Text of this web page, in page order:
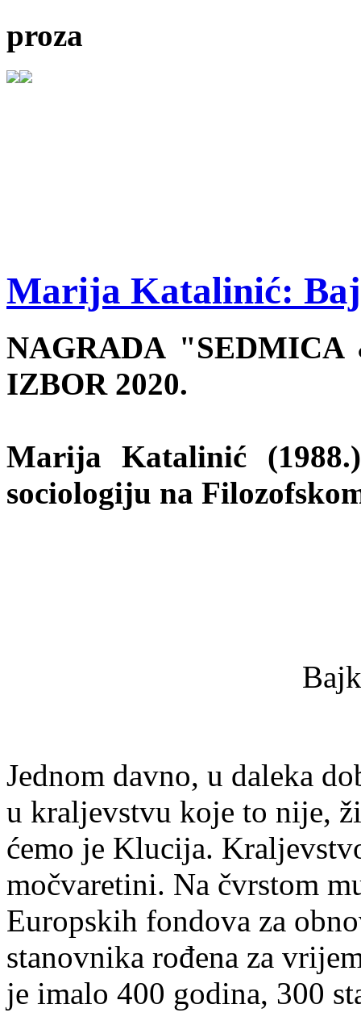
proza
Marija Katalinić:
NAGRADA
IZBOR 2020.
Marija Katalinić
sociologiju na
Jednom davno, u daleka
u kraljevstvu koje to nije,
ćemo je Klucija.
močvaretini. Na čvrstom
Europskih fondova za
stanovnika rođena za
je imalo 400 godina, 300